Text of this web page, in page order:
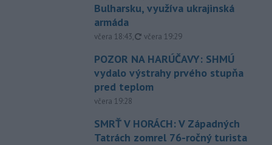
Bulharsku, využíva ukrajinská
armáda
včera 18:43, aktualizované
včera 19:29
POZOR NA HARÚČAVY: SHMÚ
vydalo výstrahy prvého stupňa
pred teplom
včera 19:28
SMRŤ V HORÁCH: V Západných
Tatrách zomrel 76-ročný turista